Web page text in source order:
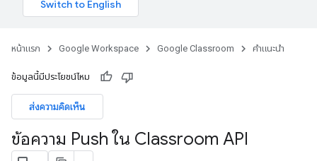
หน้าแรก Google Workspace Google Classroom คำแนะนำ
ข้อมูลนี้มีประโยชน์ไหม
ส่งความคิดเห็น
ข้อความ Push ใน Classroom API